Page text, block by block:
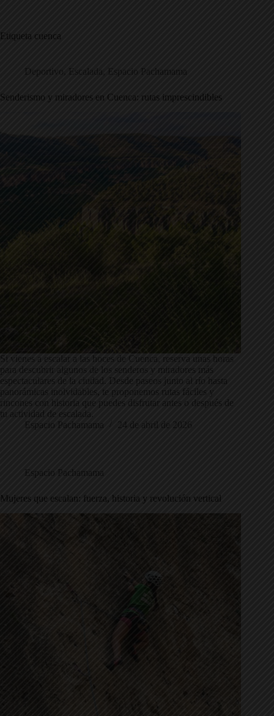
Etiqueta cuenca
Deportivo , Escalada Espacio Pachamama
Senderismo y miradores en Cuenca: rutas imprescindibles
Si vienes a escalar a las hoces de Cuenca, reserva unas horas
para descubrir algunos de los senderos y miradores más
espectaculares de la ciudad. Desde paseos junto al río hasta
panorámicas inolvidables, te proponemos rutas fáciles y
rincones con historia que puedes disfrutar antes o después de
tu actividad de escalada.
Espacio Pachamama
24 de abril de 2026
Espacio Pachamama
Mujeres que escalan: fuerza, historia y revolución vertical